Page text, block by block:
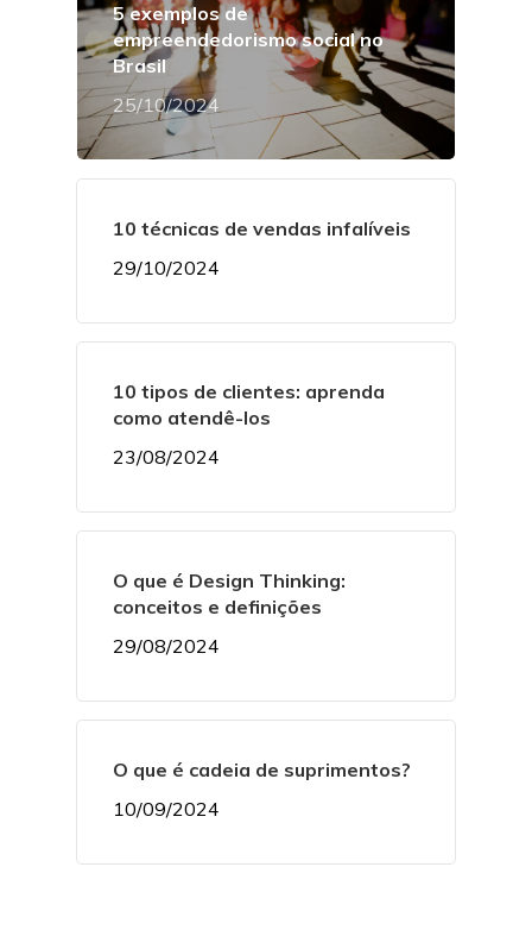
5 exemplos de
empreendedorismo social no
Brasil
25/10/2024
10 técnicas de vendas infalíveis
29/10/2024
10 tipos de clientes: aprenda
como atendê-los
23/08/2024
O que é Design Thinking:
conceitos e definições
29/08/2024
O que é cadeia de suprimentos?
10/09/2024